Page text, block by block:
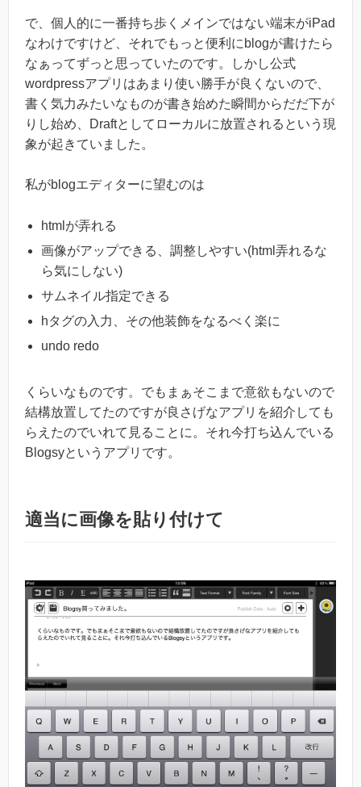
で、個人的に一番持ち歩くメインではない端末がiPad
なわけですけど、それでもっと便利にblogが書けたら
なぁってずっと思っていたのです。しかし公式
wordpressアプリはあまり使い勝手が良くないので、
書く気力みたいなものが書き始めた瞬間からだだ下が
りし始め、Draftとしてローカルに放置されるという現
象が起きていました。
私がblogエディターに望むのは
htmlが弄れる
画像がアップできる、調整しやすい(html弄れるな
ら気にしない)
サムネイル指定できる
hタグの入力、その他装飾をなるべく楽に
undo redo
くらいなものです。でもまぁそこまで意欲もないので
結構放置してたのですが良さげなアプリを紹介しても
らえたのでいれて見ることに。それ今打ち込んでいる
Blogsyというアプリです。
適当に画像を貼り付けて